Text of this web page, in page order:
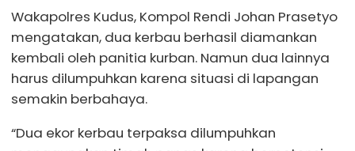
Wakapolres Kudus, Kompol Rendi Johan Prasetyo
mengatakan, dua kerbau berhasil diamankan
kembali oleh panitia kurban. Namun dua lainnya
harus dilumpuhkan karena situasi di lapangan
semakin berbahaya.
“Dua ekor kerbau terpaksa dilumpuhkan